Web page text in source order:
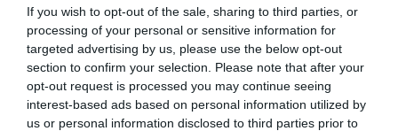
If you wish to opt-out of the sale, sharing to third parties, or
processing of your personal or sensitive information for
targeted advertising by us, please use the below opt-out
section to confirm your selection. Please note that after your
opt-out request is processed you may continue seeing
interest-based ads based on personal information utilized by
us or personal information disclosed to third parties prior to
5 agosto 2026
Maestros Interinos: Curso 2026-2027. AIVI. Adjudicación de
Destinos
4 agosto 2026
AIDPRASEC 2026 / 2027. Secundaria y otros cuerpos. Vacantes